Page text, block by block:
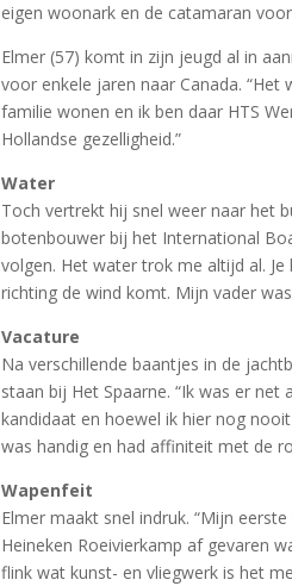
eigen woonark en de catamaran
Elmer (57) komt in zijn jeugd al in
voor enkele jaren naar Canada. “Het
familie wonen en ik ben daar HTS
Hollandse gezelligheid.”
Water
Toch vertrekt hij snel weer naar het
botenbouwer bij het International
volgen. Het water trok me altijd al.
richting de wind komt. Mijn vader
Vacature
Na verschillende baantjes in de
staan bij Het Spaarne. “Ik was er
kandidaat en hoewel ik hier nog
was handig en had affiniteit met de
Wapenfeit
Elmer maakt snel indruk. “Mijn
Heineken Roeivierkamp af gevaren
flink wat kunst- en vliegwerk is het